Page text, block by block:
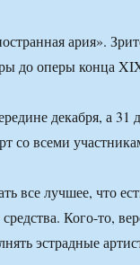
ария».
до оперы конца
декабря, а
со всеми
все лучшее, что
Кого-то,
эстрадные